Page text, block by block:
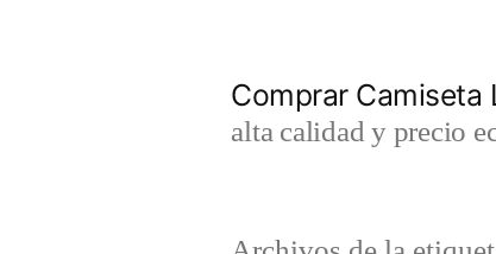
Comprar Camiseta
alta calidad y precio